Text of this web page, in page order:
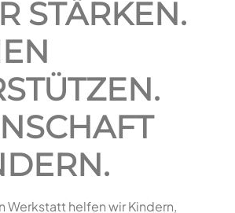
STÄRKEN.
Werkstatt helfen wir Kindern,